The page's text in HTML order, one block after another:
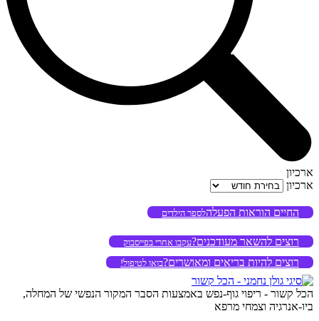
ארכיון
ארכיון
החיים הוראות הפעלהלספר הילדים
רוצים להשאר מעודכנים?עקבו אחרי בפייסבוק
רוצים להיות בריאים ומאושרים?בואו לטיפול!
הכל קשור - ריפוי גוף-נפש באמצעות הסבר המקור הנפשי של המחלה,
ביו-אנרגיה וצמחי מרפא